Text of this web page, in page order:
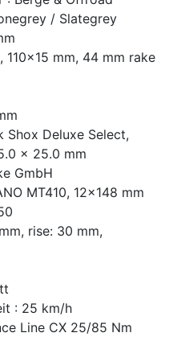
/ Slategrey
110x15 mm, 44 mm rake
Shox Deluxe Select,
x 25.0 mm
GmbH
MT410, 12x148 mm
rise: 30 mm,
: 25 km/h
Line CX 25/85 Nm